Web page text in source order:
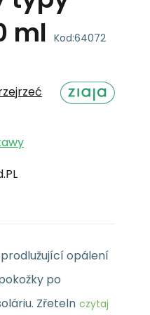
ml Kod:64072
opálení
po
Zřeteln czytaj